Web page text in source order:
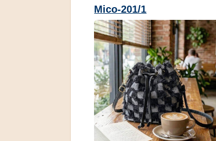
Mico-201/1